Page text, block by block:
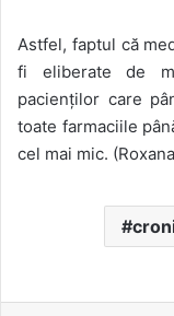
Astfel, faptul că
fi eliberate de
pacienților care
toate farmaciile
cel mai mic.